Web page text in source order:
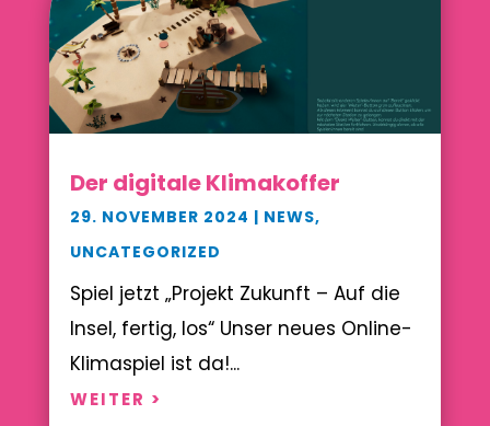
Der digitale Klimakoffer
29. NOVEMBER 2024 | NEWS,
UNCATEGORIZED
Spiel jetzt „Projekt Zukunft – Auf die
Insel, fertig, los“ Unser neues Online-
Klimaspiel ist da!...
WEITER >